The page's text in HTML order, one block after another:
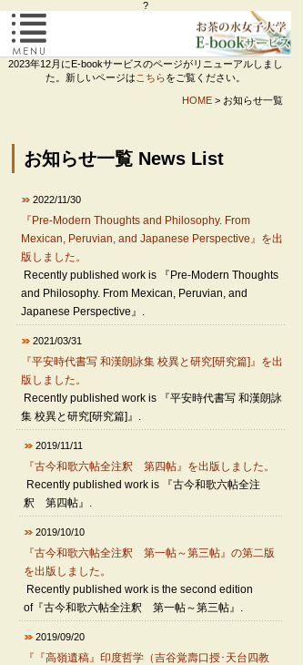
?
E-bookをお読みいただくにあたって
近世日本の儒教思想―山崎闇斎学派を中心として
古今和歌六帖全注釈 著
Javaプログラミング入門
ベストアドバイザー FOR ダイエット
お茶大Ploneの使い方
王安石及び宋詩別裁 五言絶句訳注
フリップチャート教材「誘惑に負けない体重管理」
課題設定型の学修とICTの活用
2023年12月にE-bookサービスのページがリニューアルしまし
た。新しいページは こちらをご覧ください。
HOME> お知らせ一覧
お知らせ一覧 News List
2022/11/30
『Pre-Modern Thoughts and Philosophy. From
Mexican, Peruvian, and Japanese Perspective』を出
版しました。
Recently published work is 『Pre-Modern Thoughts
and Philosophy. From Mexican, Peruvian, and
Japanese Perspective』.
2021/03/31
『平安時代書写 和漢朗詠集 校異と研究[研究篇]』を出
版しました。
Recently published work is 『平安時代書写 和漢朗詠
集 校異と研究[研究篇]』.
2019/11/11
『古今和歌六帖全注釈 第四帖』を出版しました。
Recently published work is 『古今和歌六帖全注
釈 第四帖』.
2019/10/10
『古今和歌六帖全注釈 第一帖～第三帖』の第二版
を出版しました。
Recently published work is the second edition
of『古今和歌六帖全注釈 第一帖～第三帖』.
2019/09/20
『『高嶺遺稿』印度哲学（吉谷覚壽口授･天台四教